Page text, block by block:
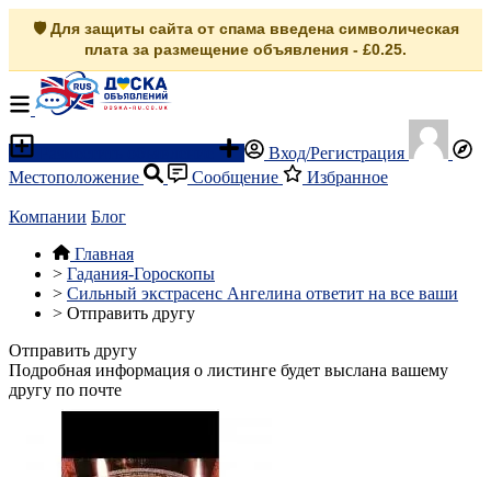
🛡️ Для защиты сайта от спама введена символическая
плата за размещение объявления - £0.25.
Вход/Регистрация
Местоположение
Сообщение Избранное
Компании Блог
Главная
> Гадания-Гороскопы
> Сильный экстрасенс Ангелина ответит на все ваши
> Отправить другу
Отправить другу
Подробная информация о листинге будет выслана вашему
другу по почте